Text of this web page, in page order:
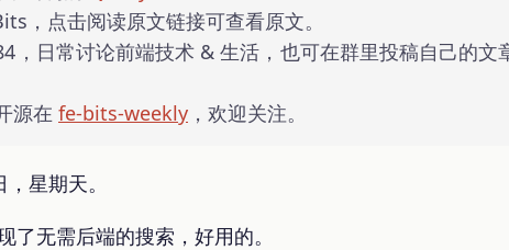
，点击阅读原文链接可查看原文。
，日常讨论前端技术 & 生活，也可在群里投稿自己的文
源在 fe-bits-weekly ，欢迎关注。
星期天。
了无需后端的搜索，好用的。